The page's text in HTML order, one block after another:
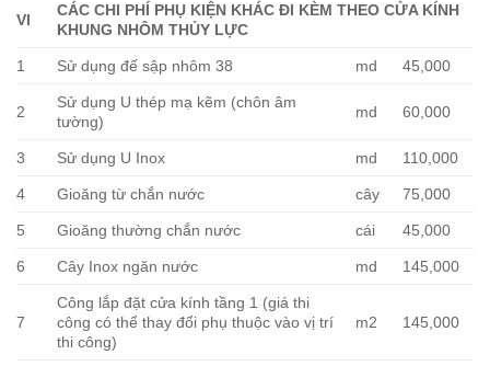
VI
CÁC CHI PHÍ PHỤ KIỆN KHÁC ĐI KÈM THEO CỬA KÍNH
KHUNG NHÔM THỦY LỰC
1 Sử dụng đế sập nhôm 38 md 45,000
2
Sử dụng U thép mạ kẽm (chôn âm
tường)
md 60,000
3 Sử dụng U Inox md 110,000
4 Gioăng từ chắn nước cây 75,000
5 Gioăng thường chắn nước cái 45,000
6 Cây Inox ngăn nước md 145,000
7
Công lắp đặt cửa kính tầng 1 (giá thi
công có thể thay đổi phụ thuộc vào vị trí
thi công)
m2 145,000